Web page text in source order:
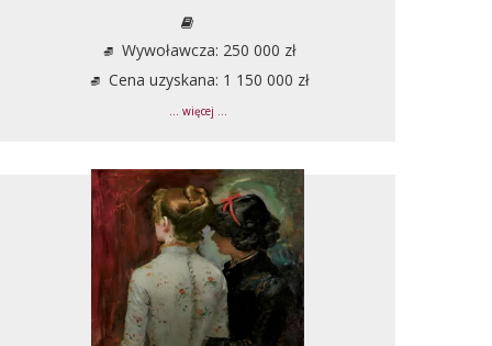
Wywoławcza: 250 000 zł
Cena uzyskana: 1 150 000 zł
... więcej ...